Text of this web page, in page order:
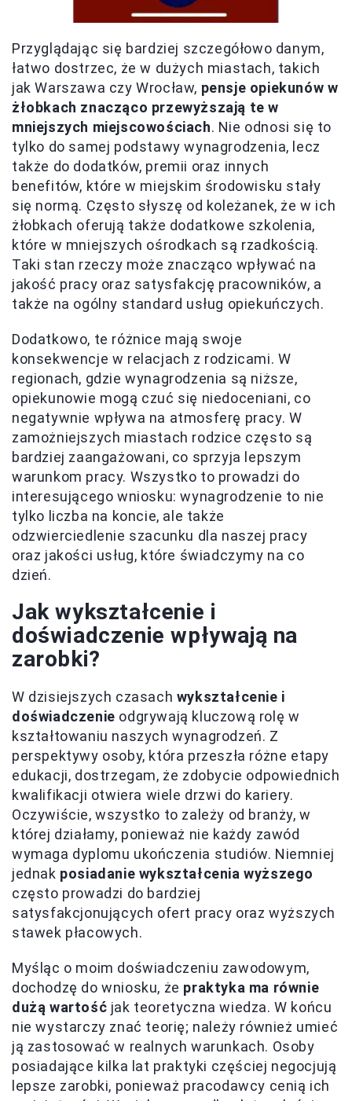
Przyglądając się bardziej szczegółowo danym,
łatwo dostrzec, że w dużych miastach, takich
jak Warszawa czy Wrocław, pensje opiekunów w
żłobkach znacząco przewyższają te w
mniejszych miejscowościach. Nie odnosi się to
tylko do samej podstawy wynagrodzenia, lecz
także do dodatków, premii oraz innych
benefitów, które w miejskim środowisku stały
się normą. Często słyszę od koleżanek, że w ich
żłobkach oferują także dodatkowe szkolenia,
które w mniejszych ośrodkach są rzadkością.
Taki stan rzeczy może znacząco wpływać na
jakość pracy oraz satysfakcję pracowników, a
także na ogólny standard usług opiekuńczych.
Dodatkowo, te różnice mają swoje
konsekwencje w relacjach z rodzicami. W
regionach, gdzie wynagrodzenia są niższe,
opiekunowie mogą czuć się niedoceniani, co
negatywnie wpływa na atmosferę pracy. W
zamożniejszych miastach rodzice często są
bardziej zaangażowani, co sprzyja lepszym
warunkom pracy. Wszystko to prowadzi do
interesującego wniosku: wynagrodzenie to nie
tylko liczba na koncie, ale także
odzwierciedlenie szacunku dla naszej pracy
oraz jakości usług, które świadczymy na co
dzień.
Jak wykształcenie i
doświadczenie wpływają na
zarobki?
W dzisiejszych czasach wykształcenie i
doświadczenie odgrywają kluczową rolę w
kształtowaniu naszych wynagrodzeń. Z
perspektywy osoby, która przeszła różne etapy
edukacji, dostrzegam, że zdobycie odpowiednich
kwalifikacji otwiera wiele drzwi do kariery.
Oczywiście, wszystko to zależy od branży, w
której działamy, ponieważ nie każdy zawód
wymaga dyplomu ukończenia studiów. Niemniej
jednak posiadanie wykształcenia wyższego
często prowadzi do bardziej
satysfakcjonujących ofert pracy oraz wyższych
stawek płacowych.
Myśląc o moim doświadczeniu zawodowym,
dochodzę do wniosku, że praktyka ma równie
dużą wartość jak teoretyczna wiedza. W końcu
nie wystarczy znać teorię; należy również umieć
ją zastosować w realnych warunkach. Osoby
posiadające kilka lat praktyki częściej negocjują
lepsze zarobki, ponieważ pracodawcy cenią ich